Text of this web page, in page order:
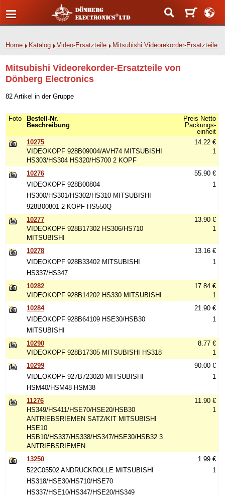
Home Katalog Video-Ersatzteile Mitsubishi Videorekorder-Ersatzteile
Mitsubishi Videorekorder-Ersatzteile von
Dönberg Electronics
82 Artikel in der Gruppe
Foto
Bestell-Nr.
Beschreibung
Preis Netto
Packungs-
einheit
10275
VIDEOKOPF 928B09004/AVH74 MITSUBISHI
HS303/HS304 HS320/HS700 2 KOPF
14.22 €
1
10276
VIDEOKOPF 928B00804
HS300/HS301/HS302/HS310 MITSUBISHI
928B00801 2 KOPF HS550Q
55.90 €
1
10277
VIDEOKOPF 928B17302 HS306/HS710
MITSUBISHI
13.90 €
1
10278
VIDEOKOPF 928B33402 MITSUBISHI
HS337/HS347
13.16 €
1
10282
VIDEOKOPF 928B14202 HS330 MITSUBISHI
17.84 €
1
10284
VIDEOKOPF 928B64109 HSE30/HSB30
MITSUBISHI
21.90 €
1
10290
VIDEOKOPF 928B17305 MITSUBISHI HS318
8.77 €
1
10299
VIDEOKOPF 927B723020 MITSUBISHI
HSM40/HSM48 HSM38
90.00 €
1
11276
HS349/HS411/HSE70/HSE20/HSB30
ANTRIEBSRIEMEN SATZ/KIT MITSUBISHI
HSE10
HSB10/HS337/HS338/HS347/HSE30/HSB32 3
ANTRIEBSRIEMEN
11.90 €
1
13250
522C05502 ANDRUCKROLLE MITSUBISHI
HS318/HSE30/HS710/HSE70
HS337/HSE10/HS347/HSE20/HS349
1.99 €
1